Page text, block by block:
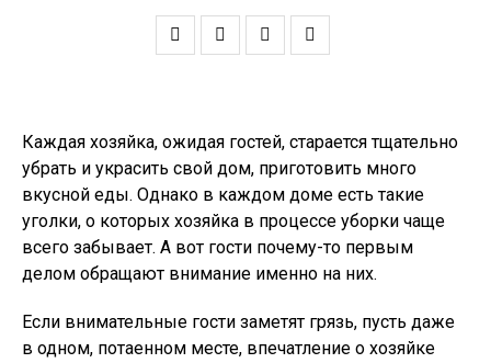
Каждая хозяйка, ожидая гостей, старается тщательно
убрать и украсить свой дом, приготовить много
вкусной еды. Однако в каждом доме есть такие
уголки, о которых хозяйка в процессе уборки чаще
всего забывает. А вот гости почему-то первым
делом обращают внимание именно на них.
Если внимательные гости заметят грязь, пусть даже
в одном, потаенном месте, впечатление о хозяйке